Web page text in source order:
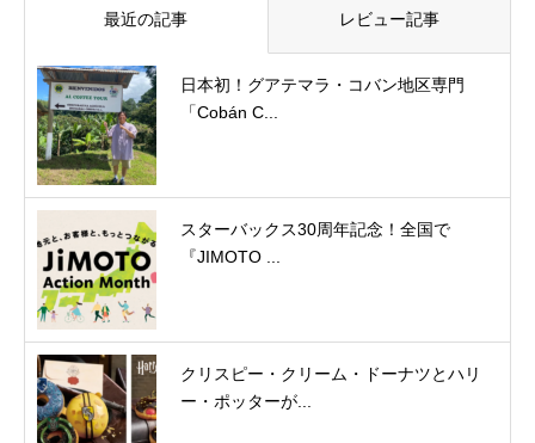
最近の記事 レビュー記事
日本初！グアテマラ・コバン地区専門
「Cobán C...
スターバックス30周年記念！全国で
『JIMOTO ...
クリスピー・クリーム・ドーナツとハリ
ー・ポッターが...